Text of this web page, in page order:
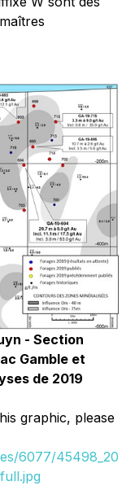
- Section
Gamble et
de 2019
graphic, please
6077/45498_20